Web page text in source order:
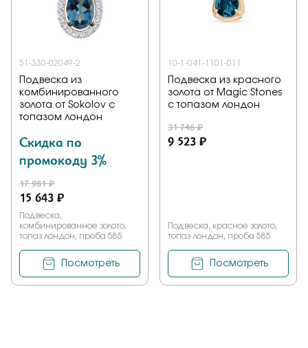
51-330-02049-2
Подвеска из
комбинированного
золота от Sokolov с
топазом лондон
Скидка по
промокоду 3%
17 981 ₽
15 643 ₽
Подвеска,
комбинированное золото,
топаз лондон, проба 585
Посмотреть
10-1-041-1101-011
Подвеска из красного
золота от Magic Stones
с топазом лондон
31 746 ₽
9 523 ₽
Подвеска, красное золото,
топаз лондон, проба 585
Посмотреть
Заказать
Подтверждаю, что я ознакомлен и согласен с условиями
политики конфиденциальности
Отправить